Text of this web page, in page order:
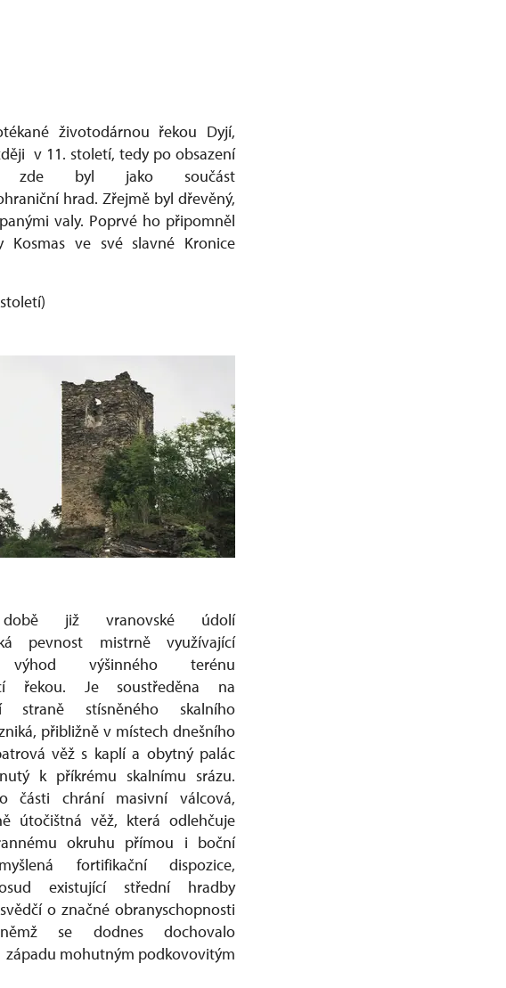
životodárnou řekou Dyjí,
v 11. století, tedy po obsazení
zde byl jako součást
hrad. Zřejmě byl dřevěný,
valy. Poprvé ho připomněl
ve své slavné Kronice
již vranovské údolí
pevnost mistrně využívající
výhod výšinného terénu
řekou. Je soustředěna na
straně stísněného skalního
přibližně v místech dnešního
věž s kaplí a obytný palác
k příkrému skalnímu srázu.
části chrání masivní válcová,
útočištná věž, která odlehčuje
okruhu přímou i boční
fortifikační dispozice,
existující střední hradby
o značné obranyschopnosti
se dodnes dochovalo
západu mohutným podkovovitým